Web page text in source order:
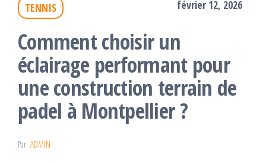
TENNIS février 12, 2026
Comment choisir un
éclairage performant pour
une construction terrain de
padel à Montpellier ?
Par ADMIN